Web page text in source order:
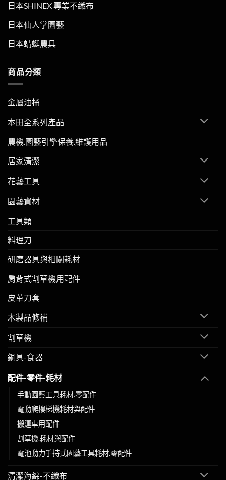
日本SHINEX 專業不織布
日本仙人掌園藝
日本蜻蜓農具
商品分類
金屬油桶
本田全系列產品
農機.園藝引擎保養.維護用品
居家清潔
花藝工具
園藝資材
工具類
料理刀
研磨器具與相關耗材
肩背式割草機用配件
皮革刀套
木製品修補
割草機
銅具-食器
配件-零件-耗材
手動園藝工具耗材.零配件
電動爬樓梯機耗材與配件
搬運車用配件
割草機.耗材與配件
電池動力手持式園藝工具耗材.零配件
清潔海綿-不織布